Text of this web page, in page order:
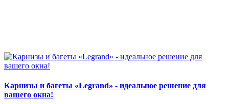
Карнизы и багеты «Legrand» - идеальное решение для
вашего окна!